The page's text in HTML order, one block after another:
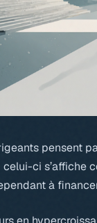
pensent
ci s’affiche
à